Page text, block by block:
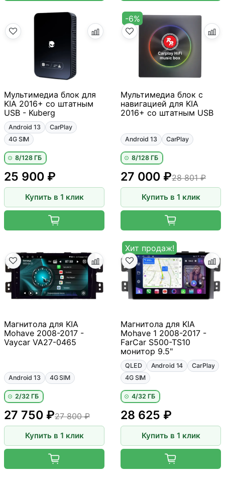
Мультимедиа блок для
KIA 2016+ со штатным
USB - Kuberg
Android 13
CarPlay
4G SIM
8/128 ГБ
25 900 ₽
Купить в 1 клик
-6%
Мультимедиа блок с
навигацией для KIA
2016+ со штатным USB
Android 13 CarPlay
8/128 ГБ
28 801 ₽
27 000 ₽
Купить в 1 клик
Магнитола для KIA
Mohave 2008-2017 -
Vaycar VA27-0465
Android 13 4G SIM
2/32 ГБ
27 800 ₽
27 750 ₽
Купить в 1 клик
Хит продаж!
Магнитола для KIA
Mohave 1 2008-2017 -
FarCar S500-TS10
монитор 9.5"
QLED Android 14
CarPlay
4G SIM
4/32 ГБ
28 625 ₽
Купить в 1 клик